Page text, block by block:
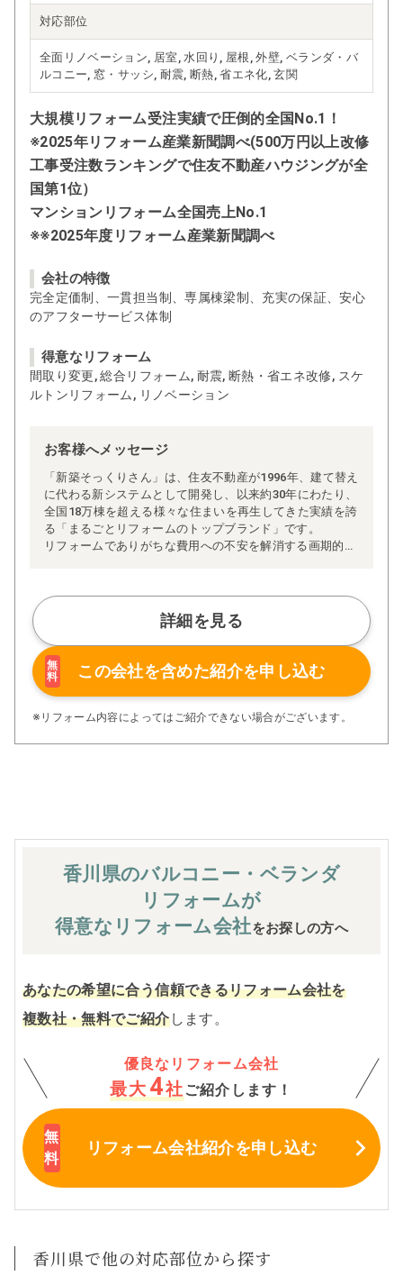
対応部位
全面リノベーション, 居室, 水回り, 屋根, 外壁, ベランダ・バ
ルコニー, 窓・サッシ, 耐震, 断熱, 省エネ化, 玄関
大規模リフォーム受注実績で圧倒的全国No.1！
※2025年リフォーム産業新聞調べ(500万円以上改修
工事受注数ランキングで住友不動産ハウジングが全
国第1位）
マンションリフォーム全国売上No.1
※※2025年度リフォーム産業新聞調べ
会社の特徴
完全定価制、一貫担当制、専属棟梁制、充実の保証、安心
のアフターサービス体制
得意なリフォーム
間取り変更, 総合リフォーム, 耐震, 断熱・省エネ改修, スケ
ルトンリフォーム, リノベーション
お客様へメッセージ
「新築そっくりさん」は、住友不動産が1996年、建て替え
に代わる新システムとして開発し、以来約30年にわたり、
全国18万棟を超える様々な住まいを再生してきた実績を誇
る「まるごとリフォームのトップブランド」です。
リフォームでありがちな費用への不安を解消する画期的な
ム」、経験豊かなセールスエンジニアによる「一貫担当
制」などが高い信頼を得ています。
また、大規模リフォームに習熟した施工管理者が現場を統
括する「専属棟梁制」、豊富な実績に裏付けられた充実の
施工マニュアルや検査体制により高い施工品質を実現。
さらに、住友不動産のリフォームならではの充実の保証、
アフターサービス体制で工事後も安心です。
ぜひ、あなたの大切なお住まいの再生を私たちにお任せく
詳細を見る
無
料
この会社を含めた紹介を申し込む
※リフォーム内容によってはご紹介できない場合がございます。
香川県のバルコニー・ベランダ
リフォームが
得意なリフォーム会社をお探しの方へ
あなたの希望に合う信頼できるリフォーム会社を
複数社・無料でご紹介します。
優良なリフォーム会社
最大 4社 ご紹介します！
リフォーム会社紹介を申し込む
香川県で他の対応部位から探す